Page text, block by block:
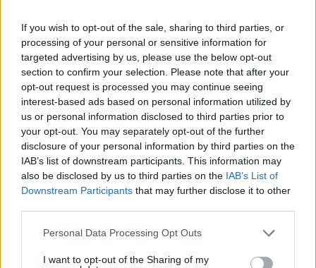
If you wish to opt-out of the sale, sharing to third parties, or
processing of your personal or sensitive information for
targeted advertising by us, please use the below opt-out
section to confirm your selection. Please note that after your
opt-out request is processed you may continue seeing
interest-based ads based on personal information utilized by
us or personal information disclosed to third parties prior to
your opt-out. You may separately opt-out of the further
disclosure of your personal information by third parties on the
IAB’s list of downstream participants. This information may
also be disclosed by us to third parties on the IAB’s List of
Downstream Participants that may further disclose it to other
Please note that this website/app uses one or more Google
not limited to your visit or usage behaviour. You may click to
Personal Data Processing Opt Outs
I want to opt-out of the Sharing of my
Λιλής
21.04.2025, 18:00
Πάντα είχα μια απορία. Η ηλικία του, του επιτρέπει να
γνωρίζει όσα ...ισχυρίζεται; Στην ταινία το Δόλωμα
π.χ. ήταν στα 4 !! Με την Αλίκη τεράστια διαφορά.
Συνεπώς;
ΑΠΑΝΤΗΣΗ
21.04.2025, 17:36